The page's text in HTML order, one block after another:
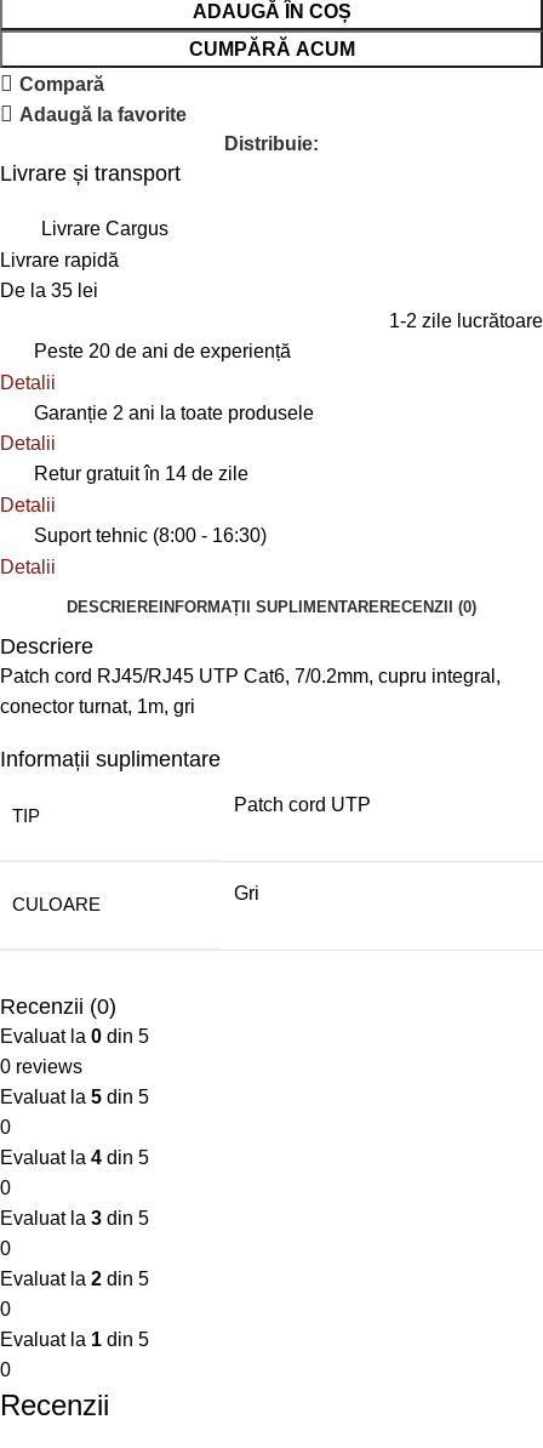
ADAUGĂ ÎN COȘ
CUMPĂRĂ ACUM
Compară
Adaugă la favorite
Distribuie:
Livrare și transport
Livrare Cargus
Livrare rapidă
De la 35 lei
1-2 zile lucrătoare
Peste 20 de ani de experiență
Detalii
Garanție 2 ani la toate produsele
Detalii
Retur gratuit în 14 de zile
Detalii
Suport tehnic (8:00 - 16:30)
Detalii
DESCRIERE INFORMAȚII SUPLIMENTARERECENZII (0)
Descriere
Patch cord RJ45/RJ45 UTP Cat6, 7/0.2mm, cupru integral,
conector turnat, 1m, gri
Informații suplimentare
TIP
Patch cord UTP
CULOARE
Gri
Recenzii (0)
Evaluat la 0 din 5
0 reviews
Evaluat la 5 din 5
0
Evaluat la 4 din 5
0
Evaluat la 3 din 5
0
Evaluat la 2 din 5
0
Evaluat la 1 din 5
0
Recenzii